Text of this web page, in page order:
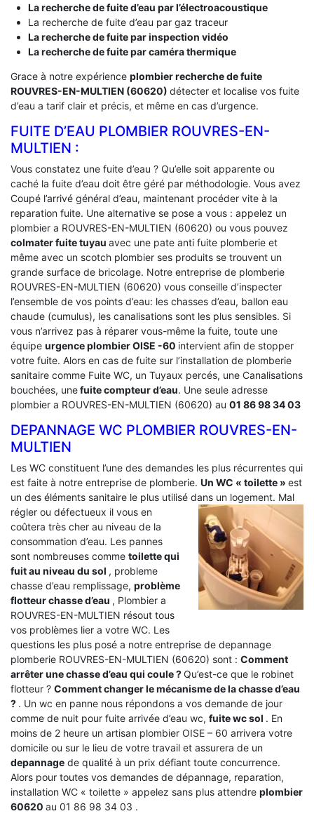
La recherche de fuite d’eau par l’électroacoustique
La recherche de fuite d’eau par gaz traceur
La recherche de fuite par inspection vidéo
La recherche de fuite par caméra thermique
Grace à notre expérience plombier recherche de fuite
ROUVRES-EN-MULTIEN (60620) détecter et localise vos fuite
d’eau a tarif clair et précis, et même en cas d’urgence.
FUITE D’EAU PLOMBIER ROUVRES-EN-
MULTIEN :
Vous constatez une fuite d’eau ? Qu’elle soit apparente ou
caché la fuite d’eau doit être géré par méthodologie. Vous avez
Coupé l’arrivé général d’eau, maintenant procéder vite à la
reparation fuite. Une alternative se pose a vous : appelez un
plombier a ROUVRES-EN-MULTIEN (60620) ou vous pouvez
colmater fuite tuyau avec une pate anti fuite plomberie et
même avec un scotch plombier ses produits se trouvent un
grande surface de bricolage. Notre entreprise de plomberie
ROUVRES-EN-MULTIEN (60620) vous conseille d’inspecter
l’ensemble de vos points d’eau: les chasses d’eau, ballon eau
chaude (cumulus), les canalisations sont les plus sensibles. Si
vous n’arrivez pas à réparer vous-même la fuite, toute une
équipe urgence plombier OISE -60 intervient afin de stopper
votre fuite. Alors en cas de fuite sur l’installation de plomberie
sanitaire comme Fuite WC, un Tuyaux percés, une Canalisations
bouchées, unefuite compteur d’eau. Une seule adresse
plombier a ROUVRES-EN-MULTIEN (60620) au 01 86 98 34 03
DEPANNAGE WC PLOMBIER ROUVRES-EN-
MULTIEN
Les WC constituent l’une des demandes les plus récurrentes qui
est faite à notre entreprise de plomberie. Un WC « toilette » est
un des éléments sanitaire le plus utilisé dans un logement. Mal
régler ou défectueux il vous en
coûtera très cher au niveau de la
consommation d’eau. Les pannes
sont nombreuses comme toilette qui
fuit au niveau du sol , probleme
chasse d’eau remplissage, problème
flotteur chasse d’eau , Plombier a
ROUVRES-EN-MULTIEN résout tous
vos problèmes lier a votre WC. Les
questions les plus posé a notre entreprise de depannage
plomberie ROUVRES-EN-MULTIEN (60620) sont : Comment
arrêter une chasse d’eau qui coule ?Qu’est-ce que le robinet
flotteur ? Comment changer le mécanisme de la chasse d’eau
? . Un wc en panne nous répondons a vos demande de jour
comme de nuit pour fuite arrivée d’eau wc, fuite wc sol . En
moins de 2 heure un artisan plombier OISE – 60 arrivera votre
domicile ou sur le lieu de votre travail et assurera de un
depannage de qualité à un prix défiant toute concurrence.
Alors pour toutes vos demandes de dépannage, reparation,
installation WC « toilette » appelez sans plus attendre plombier
60620 au 01 86 98 34 03 .